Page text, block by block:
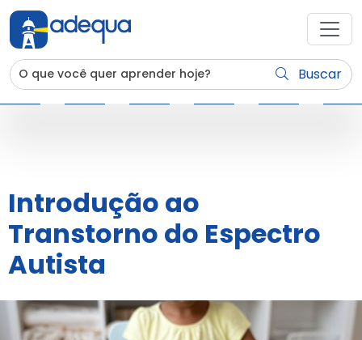
Buscar
Introdução ao
Transtorno do Espectro
Autista